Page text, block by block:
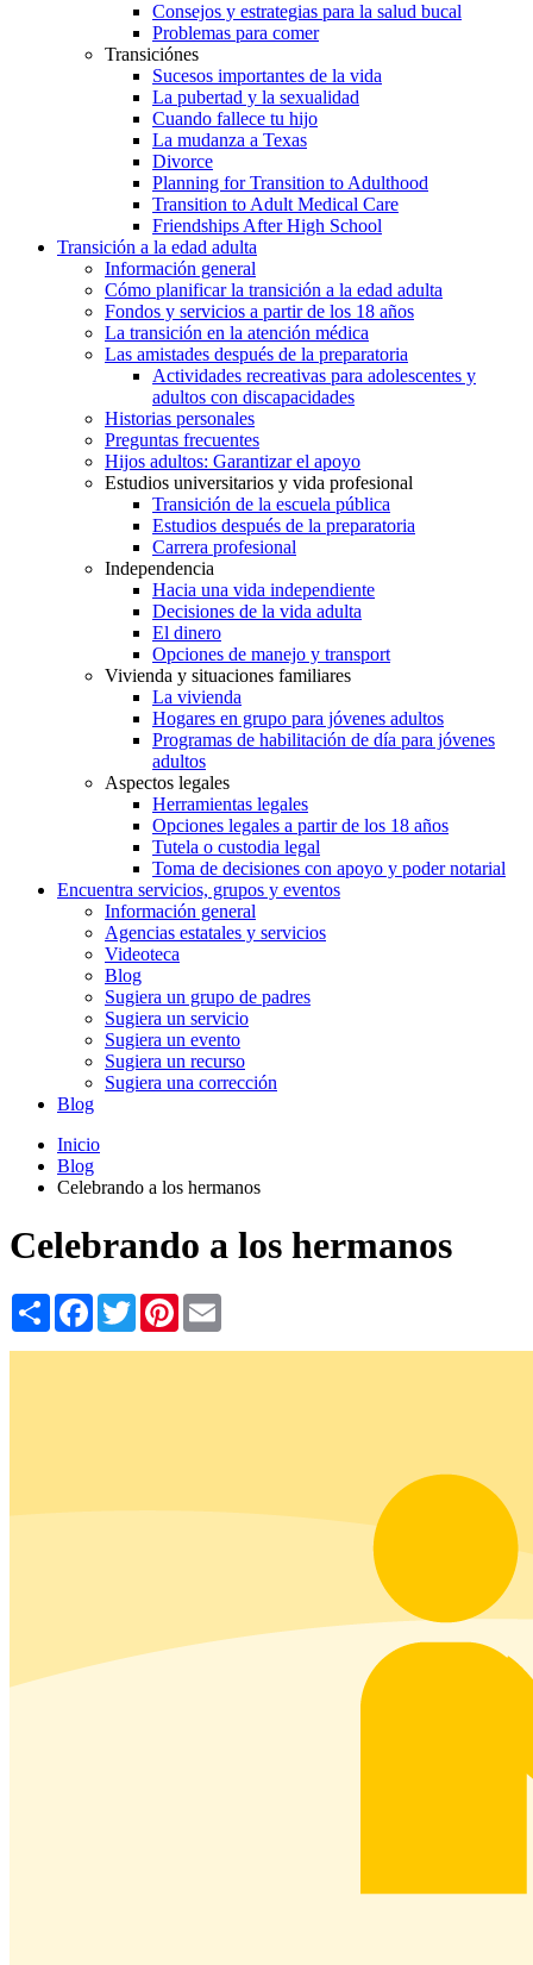
Consejos y estrategias para la salud bucal
Problemas para comer
Transiciónes
Sucesos importantes de la vida
La pubertad y la sexualidad
Cuando fallece tu hijo
La mudanza a Texas
Divorce
Planning for Transition to Adulthood
Transition to Adult Medical Care
Friendships After High School
Transición a la edad adulta
Información general
Cómo planificar la transición a la edad adulta
Fondos y servicios a partir de los 18 años
La transición en la atención médica
Las amistades después de la preparatoria
Actividades recreativas para adolescentes y
adultos con discapacidades
Historias personales
Preguntas frecuentes
Hijos adultos: Garantizar el apoyo
Estudios universitarios y vida profesional
Transición de la escuela pública
Estudios después de la preparatoria
Carrera profesional
Independencia
Hacia una vida independiente
Decisiones de la vida adulta
El dinero
Opciones de manejo y transport
Vivienda y situaciones familiares
La vivienda
Hogares en grupo para jóvenes adultos
Programas de habilitación de día para jóvenes
adultos
Aspectos legales
Herramientas legales
Opciones legales a partir de los 18 años
Tutela o custodia legal
Toma de decisiones con apoyo y poder notarial
Encuentra servicios, grupos y eventos
Información general
Agencias estatales y servicios
Videoteca
Blog
Sugiera un grupo de padres
Sugiera un servicio
Sugiera un evento
Sugiera un recurso
Sugiera una corrección
Blog
Inicio
Blog
Celebrando a los hermanos
Celebrando a los hermanos
Share Facebook
TwitterPinterest